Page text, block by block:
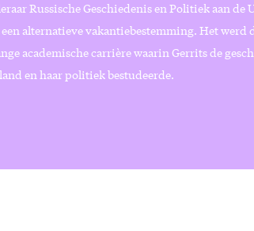
Russische Geschiedenis en Politiek aan de
alternatieve vakantiebestemming. Het werd
academische carrière waarin Gerrits de
en haar politiek bestudeerde.